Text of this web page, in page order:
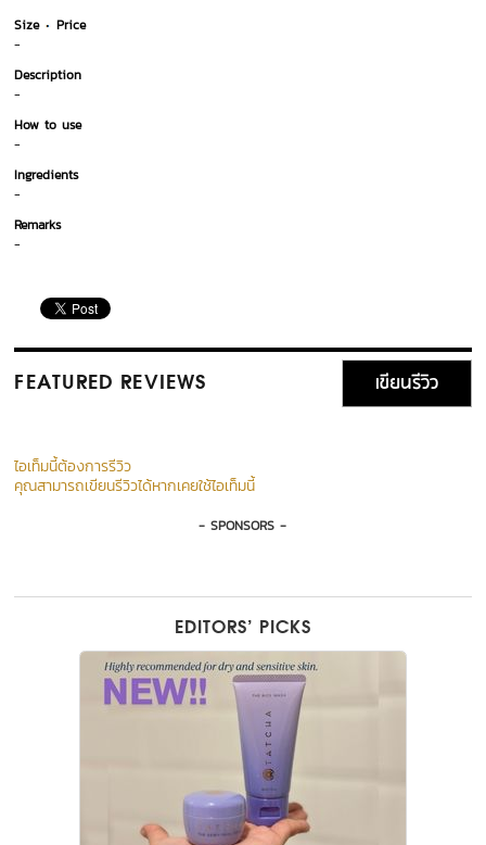
Size
Price
-
Description
-
How to use
-
Ingredients
-
Remarks
-
FEATURED REVIEWS เขียนรีวิว
ไอเท็มนี้ต้องการรีวิว
คุณสามารถเขียนรีวิวได้หากเคยใช้ไอเท็มนี้
- SPONSORS -
EDITORS’ PICKS